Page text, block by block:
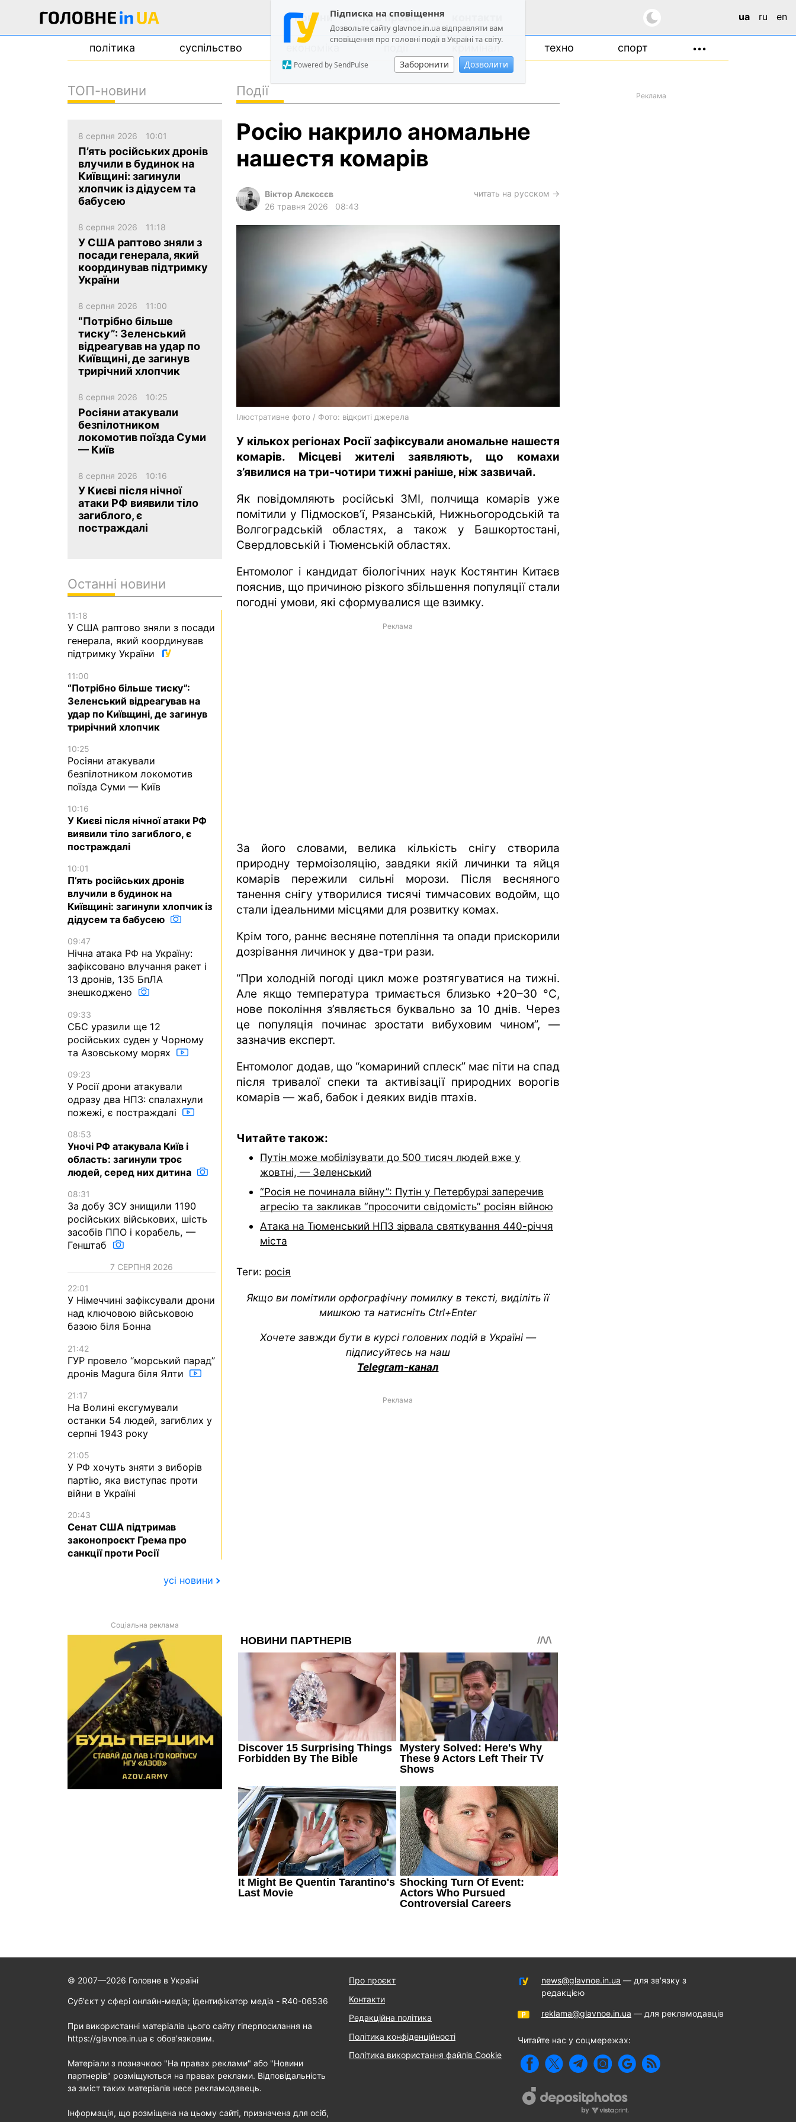
Підписка на сповіщення
Дозвольте сайту glavnoe.in.ua відправляти вам
сповіщення про головні події в Україні та світу.
Заборонити Дозволити
Powered by SendPulse
новини про проєкт ua ru en
політика суспільство кримінал техно спорт •••
політика
суспільство
економіка
події
лонгріди
харків
архів
gambling
en
Події
Росію накрило аномальне
нашестя комарів
Віктор Алєксєєв
26 травня 2026
08:43
читать на русском →
Ілюстративне фото / Фото: відкриті джерела
У кількох регіонах Росії зафіксували аномальне нашестя
комарів. Місцеві жителі заявляють, що комахи
з’явилися на три-чотири тижні раніше, ніж зазвичай.
Як повідомляють російські ЗМІ, полчища комарів уже
помітили у Підмосков’ї, Рязанській, Нижньогородській та
Волгоградській областях, а також у Башкортостані,
Свердловській і Тюменській областях.
Ентомолог і кандидат біологічних наук Костянтин Китаєв
пояснив, що причиною різкого збільшення популяції стали
погодні умови, які сформувалися ще взимку.
Реклама
За його словами, велика кількість снігу створила
природну термоізоляцію, завдяки якій личинки та яйця
комарів пережили сильні морози. Після весняного
танення снігу утворилися тисячі тимчасових водойм, що
стали ідеальними місцями для розвитку комах.
Крім того, раннє весняне потепління та опади прискорили
дозрівання личинок у два-три рази.
“При холодній погоді цикл може розтягуватися на тижні.
Але якщо температура тримається близько +20–30 °C,
нове покоління з’являється буквально за 10 днів. Через
це популяція починає зростати вибуховим чином”, —
зазначив експерт.
Ентомолог додав, що “комариний сплеск” має піти на спад
після тривалої спеки та активізації природних ворогів
комарів — жаб, бабок і деяких видів птахів.
Читайте також:
Путін може мобілізувати до 500 тисяч людей вже у
жовтні, — Зеленський
“Росія не починала війну”: Путін у Петербурзі заперечив
агресію та закликав “просочити свідомість” росіян війною
Атака на Тюменський НПЗ зірвала святкування 440-річчя
міста
Теги: росія
Якщо ви помітили орфографічну помилку в тексті, виділіть її
мишкою та натисніть Ctrl+Enter
Хочете завжди бути в курсі головних подій в Україні —
підписуйтесь на наш
Telegram-канал
Реклама
Реклама
ТОП-новини
8 серпня 2026 10:01
П’ять російських дронів
влучили в будинок на
Київщині: загинули
хлопчик із дідусем та
бабусею
8 серпня 2026 11:18
У США раптово зняли з
посади генерала, який
координував підтримку
України
8 серпня 2026 11:00
“Потрібно більше
тиску”: Зеленський
відреагував на удар по
Київщині, де загинув
трирічний хлопчик
8 серпня 2026 10:25
Росіяни атакували
безпілотником
локомотив поїзда Суми
— Київ
8 серпня 2026 10:16
У Києві після нічної
атаки РФ виявили тіло
загиблого, є
постраждалі
Останні новини
11:18
У США раптово зняли з посади
генерала, який координував
підтримку України
11:00
“Потрібно більше тиску”:
Зеленський відреагував на
удар по Київщині, де загинув
трирічний хлопчик
10:25
Росіяни атакували
безпілотником локомотив
поїзда Суми — Київ
10:16
У Києві після нічної атаки РФ
виявили тіло загиблого, є
постраждалі
10:01
П’ять російських дронів
влучили в будинок на
Київщині: загинули хлопчик із
дідусем та бабусею
09:47
Нічна атака РФ на Україну:
зафіксовано влучання ракет і
13 дронів, 135 БпЛА
знешкоджено
09:33
СБС уразили ще 12
російських суден у Чорному
та Азовському морях
09:23
У Росії дрони атакували
одразу два НПЗ: спалахнули
пожежі, є постраждалі
08:53
Уночі РФ атакувала Київ і
область: загинули троє
людей, серед них дитина
08:31
За добу ЗСУ знищили 1190
російських військових, шість
засобів ППО і корабель, —
Генштаб
7 СЕРПНЯ 2026
22:01
У Німеччині зафіксували дрони
над ключовою військовою
базою біля Бонна
21:42
ГУР провело “морський парад”
дронів Magura біля Ялти
21:17
На Волині ексгумували
останки 54 людей, загиблих у
серпні 1943 року
21:05
У РФ хочуть зняти з виборів
партію, яка виступає проти
війни в Україні
20:43
Сенат США підтримав
законопроєкт Грема про
санкції проти Росії
усі новини
Соціальна реклама
© 2007—2026 Головне в Україні
Cуб'єкт у сфері онлайн-медіа; ідентифікатор медіа - R40-06536
При використанні матеріалів цього сайту гіперпосилання на
https://glavnoe.in.ua є обов'язковим.
Матеріали з позначкою "На правах реклами" або "Новини
партнерів" розміщуються на правах реклами. Відповідальність
за зміст таких матеріалів несе рекламодавець.
Інформація, що розміщена на цьому сайті, призначена для осіб,
Про проєкт
Контакти
Редакційна політика
Політика конфіденційності
Політика використання файлів Cookie
news@glavnoe.in.ua — для зв'язку з
редакцією
reklama@glavnoe.in.ua — для рекламодавців
Читайте нас у соцмережах: